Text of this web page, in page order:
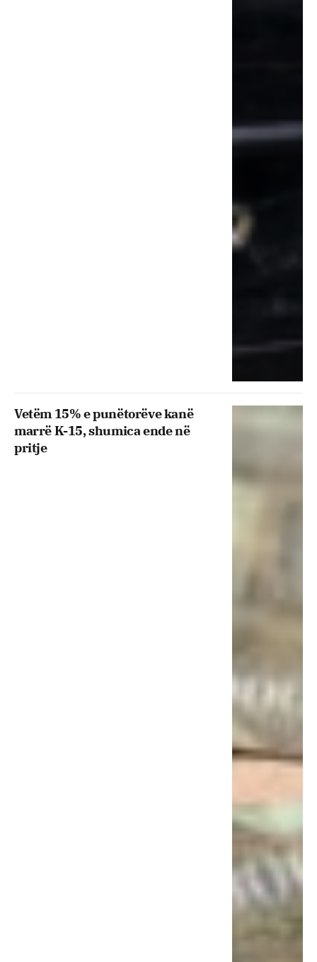
Vetëm 15% e punëtorëve kanë
marrë K-15, shumica ende në
pritje